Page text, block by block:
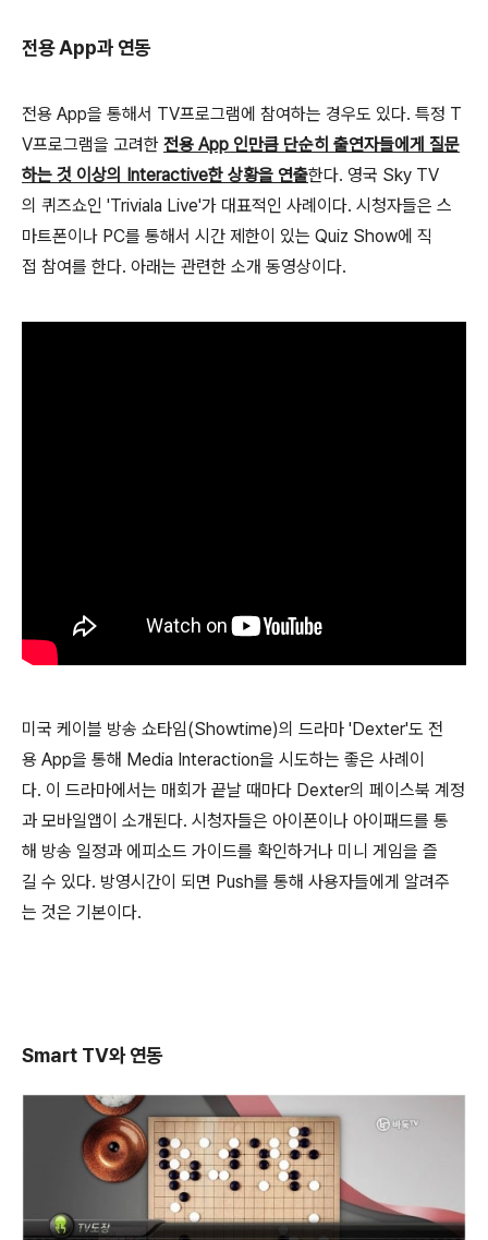
전용 App과 연동
전용 App을 통해서 TV프로그램에 참여하는 경우도 있다. 특정 T
V프로그램을 고려한 전용 App 인만큼 단순히 출연자들에게 질문
하는 것 이상의 Interactive한 상황을 연출한다. 영국 Sky TV
의 퀴즈쇼인 'Triviala Live'가 대표적인 사례이다. 시청자들은 스
마트폰이나 PC를 통해서 시간 제한이 있는 Quiz Show에 직
접 참여를 한다. 아래는 관련한 소개 동영상이다.
미국 케이블 방송 쇼타임(Showtime)의 드라마 'Dexter'도 전
용 App을 통해 Media Interaction을 시도하는 좋은 사례이
다. 이 드라마에서는 매회가 끝날 때마다 Dexter의 페이스북 계정
과 모바일앱이 소개된다. 시청자들은 아이폰이나 아이패드를 통
해 방송 일정과 에피소드 가이드를 확인하거나 미니 게임을 즐
길 수 있다. 방영시간이 되면 Push를 통해 사용자들에게 알려주
는 것은 기본이다.
Smart TV와 연동